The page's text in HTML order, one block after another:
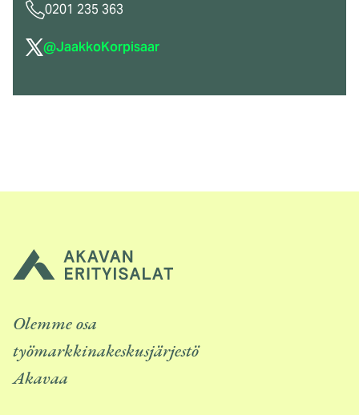
0201 235 363
@JaakkoKorpisaar(ulkoinen
Olemme osa
työmarkkinakeskusjärjestö
Akavaa